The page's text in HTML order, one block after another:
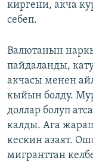
киргени, акча
себеп.
Валютанын
пайдаланды,
акчасы менен
кыйын болду.
доллар болуп
калды. Ага
кескин азаят.
мигранттан